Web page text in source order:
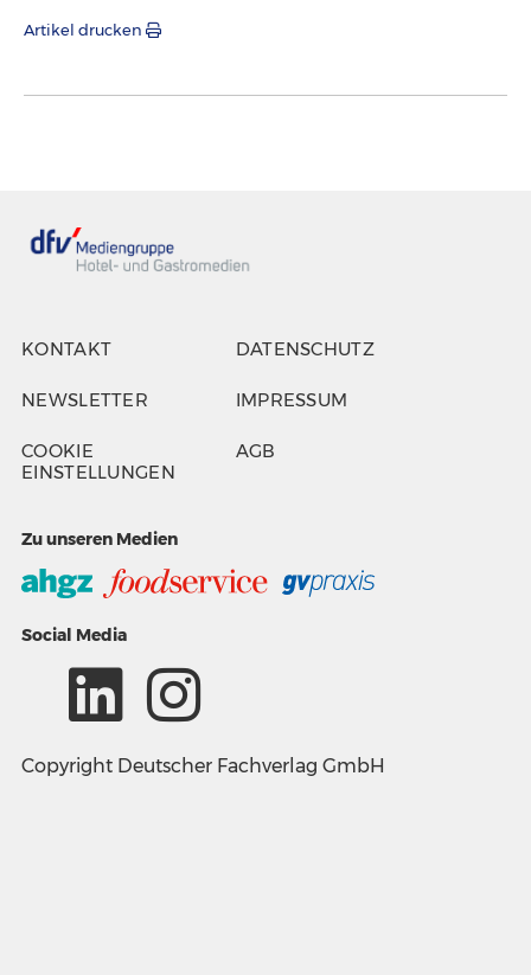
Artikel drucken
KONTAKT
NEWSLETTER
COOKIE
EINSTELLUNGEN
DATENSCHUTZ
IMPRESSUM
AGB
Zu unseren Medien
Social Media
Copyright Deutscher Fachverlag GmbH